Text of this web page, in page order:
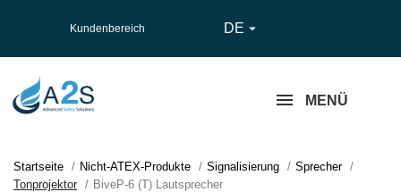
Kundenbereich DE 
MENÜ
Startseite Nicht-ATEX-Produkte Signalisierung
Sprecher
Tonprojektor
BiveP-6 (T) Lautsprecher